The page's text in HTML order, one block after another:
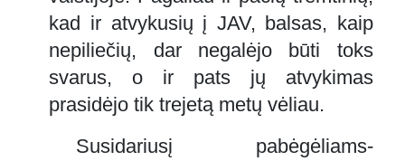
kad ir atvykusių į JAV, balsas, kaip
nepiliečių, dar negalėjo būti toks
svarus, o ir pats jų atvykimas
prasidėjo tik trejetą metų vėliau.
Susidariusį pabėgėliams-